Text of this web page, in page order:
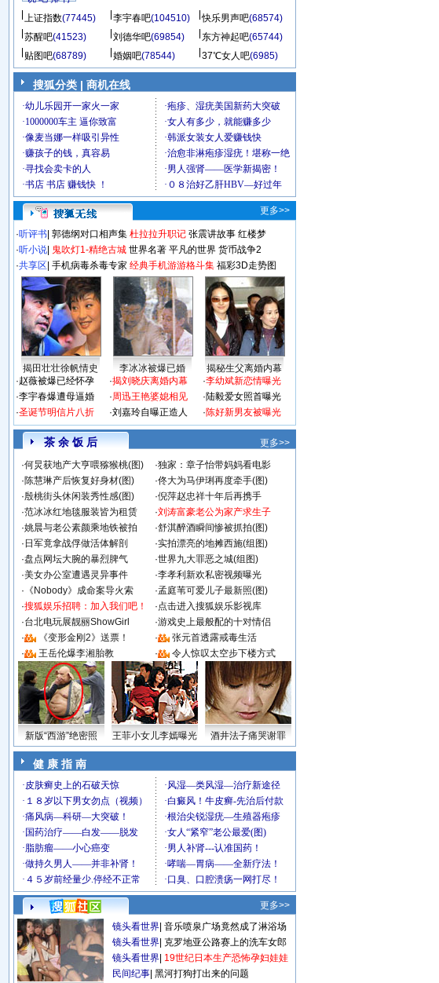
上证指数(77445) 李宇春吧(104510) 快乐男声吧(68574)
苏醒吧(41523) 刘德华吧(69854) 东方神起吧(65744)
贴图吧(68789) 婚姻吧(78544) 37℃女人吧(6985)
搜狐分类 | 商机在线
更多>>
·听评书 郭德纲对口相声集 杜拉拉升职记 张震讲故事 红楼梦
·听小说 鬼吹灯1-精绝古城 世界名著 平凡的世界 货币战争2
·共享区 手机病毒杀毒专家 经典手机游游格斗集 福彩3D走势图
揭田壮壮徐帆情史 李冰冰被爆已婚
揭秘生父离婚内幕
·赵薇被爆已经怀孕
·李宇春爆遭母逼婚
·圣诞节明信片八折
·揭刘晓庆离婚内幕
·周迅王艳婆媳相见
·刘嘉玲自曝正造人
·李幼斌新恋情曝光
·陆毅爱女照首曝光
·陈好新男友被曝光
茶 余 饭 后
更多>>
·何炅获地产大亨喂猕猴桃(图) ·独家：章子怡带妈妈看电影
·陈慧琳产后恢复好身材(图) ·佟大为马伊琍再度牵手(图)
·殷桃街头休闲装秀性感(图) ·倪萍赵忠祥十年后再携手
·范冰冰红地毯服装皆为租赁 ·刘涛富豪老公为家产求生子
·姚晨与老公素颜乘地铁被拍 ·舒淇醉酒瞬间惨被抓拍(图)
· 日军竟拿战俘做活体解剖 ·实拍漂亮的地摊西施(组图)
·盘点网坛大腕的暴烈脾气 ·世界九大罪恶之城(组图)
·美女办公室遭遇灵异事件 ·李孝利新欢私密视频曝光
· 《Nobody》成命案导火索 ·孟庭苇可爱儿子最新照(图)
·搜狐娱乐招聘：加入我们吧！ ·点击进入搜狐娱乐影视库
·台北电玩展靓丽ShowGirl ·游戏史上最般配的十对情侣
·
《变形金刚2》送票！ ·
张元首透露戒毒生活
·
王岳伦爆李湘胎教 · 令人惊叹太空步下楼方式
新版“西游”绝密照 王菲小女儿李嫣曝光 酒井法子痛哭谢罪
健 康 指 南
更多>>
镜头看世界 音乐喷泉广场竟然成了淋浴场
镜头看世界 克罗地亚公路赛上的洗车女郎
镜头看世界 19世纪日本生产恐怖孕妇娃娃
民间纪事 黑河打狗打出来的问题